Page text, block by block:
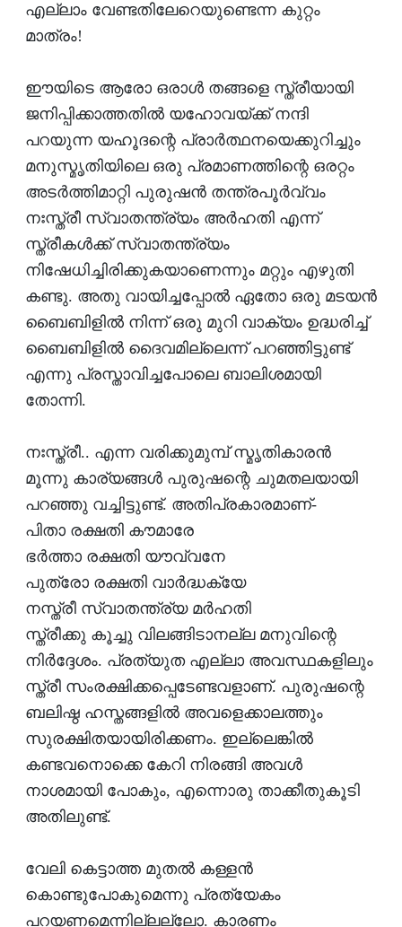
എല്ലാം വേണ്ടതിലേറെയുണ്ടെന്ന കുറ്റം
മാത്രം!
ഈയിടെ ആരോ ഒരാള്‍ തങ്ങളെ സ്ത്രീയായി
ജനിപ്പിക്കാത്തതില്‍ യഹോവയ്ക്ക് നന്ദി
പറയുന്ന യഹൂദന്റെ പ്രാര്‍ത്ഥനയെക്കുറിച്ചും
മനുസ്മൃതിയിലെ ഒരു പ്രമാണത്തിന്റെ ഒരറ്റം
അടര്‍ത്തിമാറ്റി പുരുഷന്‍ തന്ത്രപൂര്‍വ്വം
നഃസ്ത്രീ സ്വാതന്ത്ര്യം അര്‍ഹതി എന്ന്
സ്ത്രീകള്‍ക്ക് സ്വാതന്ത്ര്യം
നിഷേധിച്ചിരിക്കുകയാണെന്നും മറ്റും എഴുതി
കണ്ടു. അതു വായിച്ചപ്പോല്‍ ഏതോ ഒരു മടയന്‍
ബൈബിളില്‍ നിന്ന് ഒരു മുറി വാക്യം ഉദ്ധരിച്ച്
ബൈബിളില്‍ ദൈവമില്ലെന്ന് പറഞ്ഞിട്ടുണ്ട്
എന്നു പ്രസ്താവിച്ചപോലെ ബാലിശമായി
തോന്നി.
നഃസ്ത്രീ.. എന്ന വരിക്കുമുമ്പ് സ്മൃതികാരന്‍
മൂന്നു കാര്യങ്ങള്‍ പുരുഷന്റെ ചുമതലയായി
പറഞ്ഞു വച്ചിട്ടുണ്ട്. അതിപ്രകാരമാണ്-
പിതാ രക്ഷതി കൗമാരേ
ഭര്‍ത്താ രക്ഷതി യൗവ്വനേ
പുത്രോ രക്ഷതി വാര്‍ദ്ധക്യേ
നസ്ത്രീ സ്വാതന്ത്ര്യ മര്‍ഹതി
സ്ത്രീക്കു കൂച്ചു വിലങ്ങിടാനല്ല മനുവിന്റെ
നിര്‍ദ്ദേശം. പ്രത്യുത എല്ലാ അവസ്ഥകളിലും
സ്ത്രീ സംരക്ഷിക്കപ്പെടേണ്ടവളാണ്. പുരുഷന്റെ
ബലിഷ്ഠ ഹസ്തങ്ങളില്‍ അവളെക്കാലത്തും
സുരക്ഷിതയായിരിക്കണം. ഇല്ലെങ്കില്‍
കണ്ടവനൊക്കെ കേറി നിരങ്ങി അവള്‍
നാശമായി പോകും, എന്നൊരു താക്കീതുകൂടി
അതിലുണ്ട്.
വേലി കെട്ടാത്ത മുതല്‍ കള്ളന്‍
കൊണ്ടുപോകുമെന്നു പ്രത്യേകം
പറയണമെന്നില്ലല്ലോ. കാരണം